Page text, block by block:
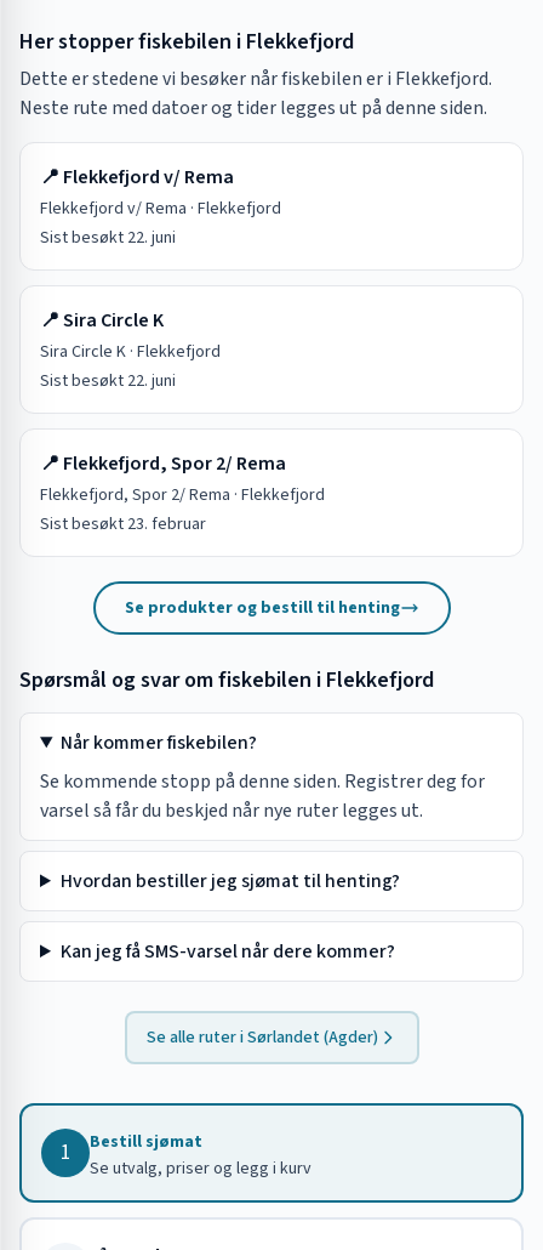
Her stopper fiskebilen i Flekkefjord
Dette er stedene vi besøker når fiskebilen er i Flekkefjord.
Neste rute med datoer og tider legges ut på denne siden.
📍 Flekkefjord v/ Rema
Flekkefjord v/ Rema · Flekkefjord
Sist besøkt 22. juni
📍Sira Circle K
Sira Circle K · Flekkefjord
Sist besøkt 22. juni
📍 Flekkefjord, Spor 2/ Rema
Flekkefjord, Spor 2/ Rema · Flekkefjord
Sist besøkt 23. februar
Se produkter og bestill til henting
Spørsmål og svar om fiskebilen i Flekkefjord
Når kommer fiskebilen?
Se kommende stopp på denne siden. Registrer deg for
varsel så får du beskjed når nye ruter legges ut.
Hvordan bestiller jeg sjømat til henting?
Kan jeg få SMS-varsel når dere kommer?
Se alle ruter iSørlandet (Agder)
1
Bestill sjømat
Se utvalg, priser og legg i kurv